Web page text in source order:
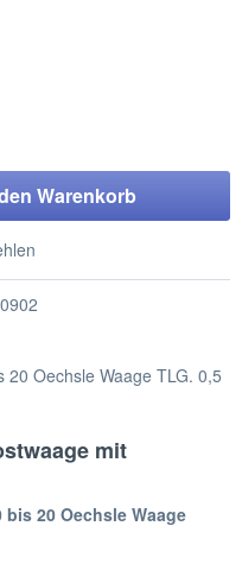
Warenkorb
Oechsle Waage TLG. 0,5
mit
20 Oechsle Waage